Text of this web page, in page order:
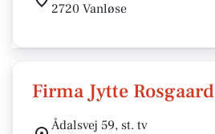
2720 Vanløse
Firma Jytte Rosgaard
Ådalsvej 59, st. tv